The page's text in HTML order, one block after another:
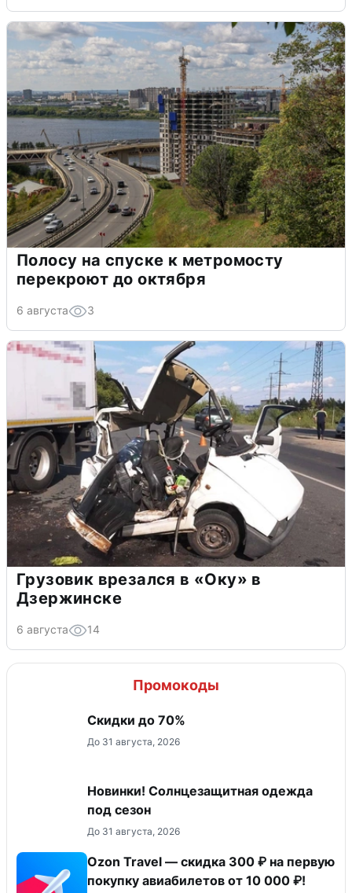
Полосу на спуске к метромосту
перекроют до октября
6 августа 3
Грузовик врезался в «Оку» в
Дзержинске
6 августа 14
Промокоды
Скидки до 70%
До 31 августа, 2026
Новинки! Солнцезащитная одежда
под сезон
До 31 августа, 2026
Ozon Travel — скидка 300 ₽ на первую
покупку авиабилетов от 10 000 ₽!